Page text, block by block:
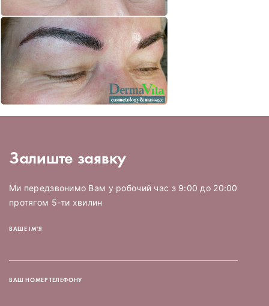
Залиште заявку
Ми передзвонимо Вам у робочий час з 9:00 до 20:00
протягом 5-ти хвилин
ВАШЕ ІМ'Я
ВАШ НОМЕР ТЕЛЕФОНУ